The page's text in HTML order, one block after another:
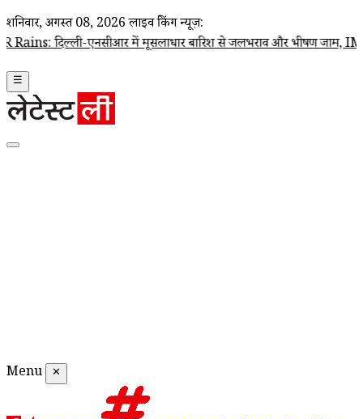
शनिवार, अगस्त 08, 2026 लाइव ब्रेकिंग न्यूज़:
एनसीआर में मूसलाधार बारिश से जलभराव और भीषण जाम, IMD ने
☰
Menu ✕